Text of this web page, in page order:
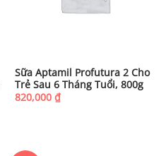
Sữa Aptamil Profutura 2 Cho
Trẻ Sau 6 Tháng Tuổi, 800g
820,000 ₫